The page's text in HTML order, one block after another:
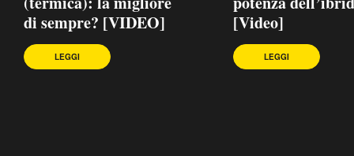
di sempre? [VIDEO]
LEGGI
[Video]
LEGGI